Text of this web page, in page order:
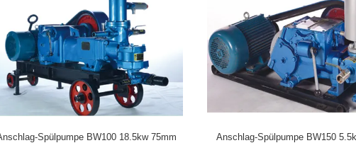
Spülpumpe BW-450 für Grundlagenbau-, -
horizontaler Zylinder drei der